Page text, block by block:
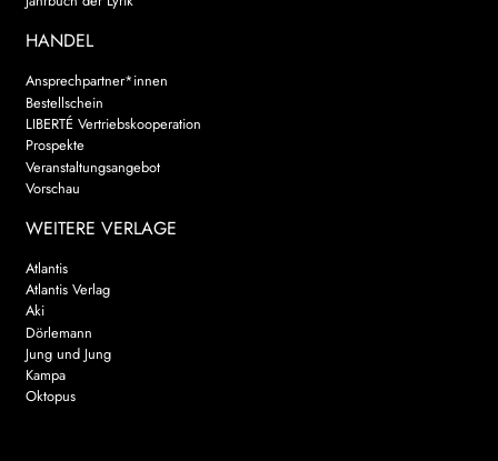
HANDEL
Ansprechpartner*innen
Bestellschein
LIBERTÉ Vertriebskooperation
Prospekte
Veranstaltungsangebot
Vorschau
WEITERE VERLAGE
Atlantis
Atlantis Verlag
Aki
Dörlemann
Jung und Jung
Kampa
Oktopus